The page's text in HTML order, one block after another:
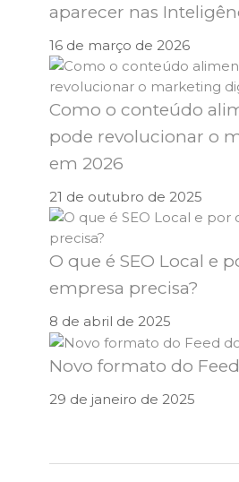
aparecer nas
16 de março de 2026
Como o conteúdo
pode revolucionar o
em 2026
21 de outubro de 2025
O que é SEO Local e
empresa precisa?
8 de abril de 2025
Novo formato do
29 de janeiro de 2025